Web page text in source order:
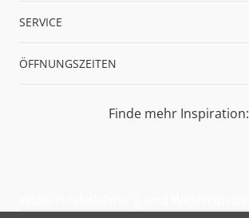
SERVICE
ÖFFNUNGSZEITEN
Finde mehr Inspiration: